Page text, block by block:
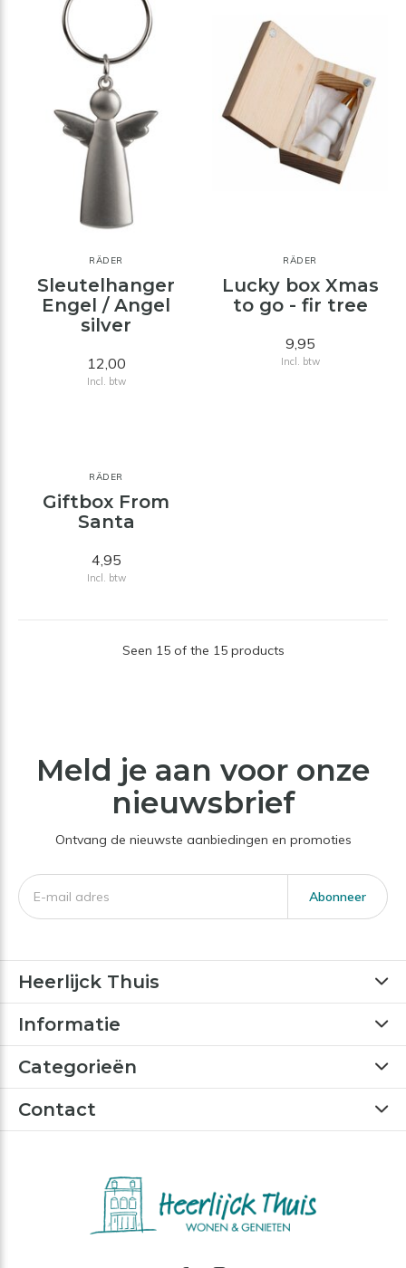
RÄDER
Sleutelhanger
Engel / Angel
silver
12,00
Incl. btw
RÄDER
Lucky box Xmas
to go - fir tree
9,95
Incl. btw
RÄDER
Giftbox From
Santa
4,95
Incl. btw
Seen 15 of the 15 products
Meld je aan voor onze
nieuwsbrief
Ontvang de nieuwste aanbiedingen en promoties
Abonneer
Heerlijck Thuis
Informatie
Categorieën
Contact